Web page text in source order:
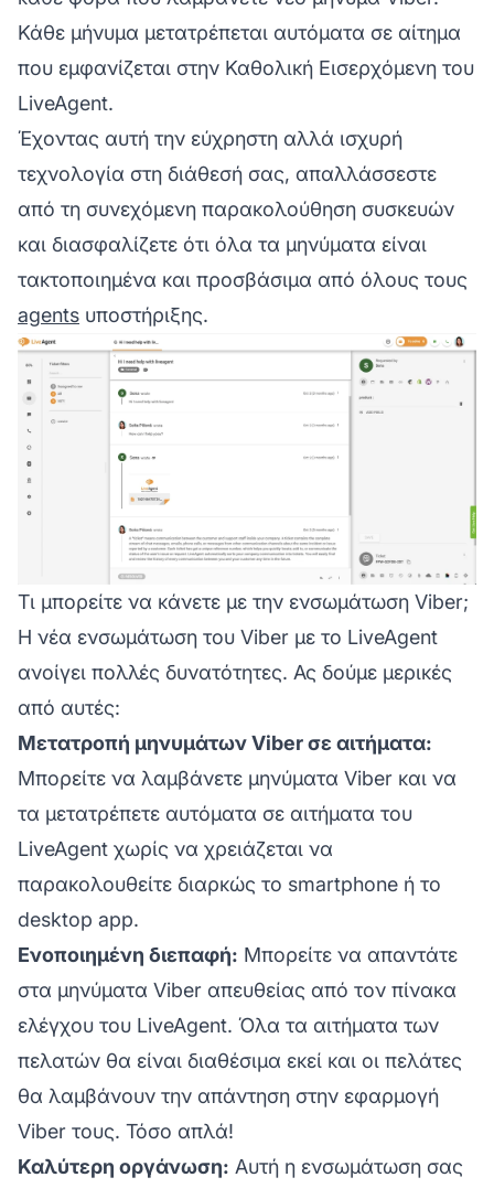
Κάθε μήνυμα μετατρέπεται αυτόματα σε αίτημα
που εμφανίζεται στην Καθολική Εισερχόμενη του
LiveAgent.
Έχοντας αυτή την εύχρηστη αλλά ισχυρή
τεχνολογία στη διάθεσή σας, απαλλάσσεστε
από τη συνεχόμενη παρακολούθηση συσκευών
και διασφαλίζετε ότι όλα τα μηνύματα είναι
τακτοποιημένα και προσβάσιμα από όλους τους
agents υποστήριξης.
Τι μπορείτε να κάνετε με την ενσωμάτωση Viber;
Η νέα ενσωμάτωση του Viber με το LiveAgent
ανοίγει πολλές δυνατότητες. Ας δούμε μερικές
από αυτές:
Μετατροπή μηνυμάτων Viber σε αιτήματα:
Μπορείτε να λαμβάνετε μηνύματα Viber και να
τα μετατρέπετε αυτόματα σε αιτήματα του
LiveAgent χωρίς να χρειάζεται να
παρακολουθείτε διαρκώς το smartphone ή το
desktop app.
Ενοποιημένη διεπαφή: Μπορείτε να απαντάτε
στα μηνύματα Viber απευθείας από τον πίνακα
ελέγχου του LiveAgent. Όλα τα αιτήματα των
πελατών θα είναι διαθέσιμα εκεί και οι πελάτες
θα λαμβάνουν την απάντηση στην εφαρμογή
Viber τους. Τόσο απλά!
Καλύτερη οργάνωση: Αυτή η ενσωμάτωση σας